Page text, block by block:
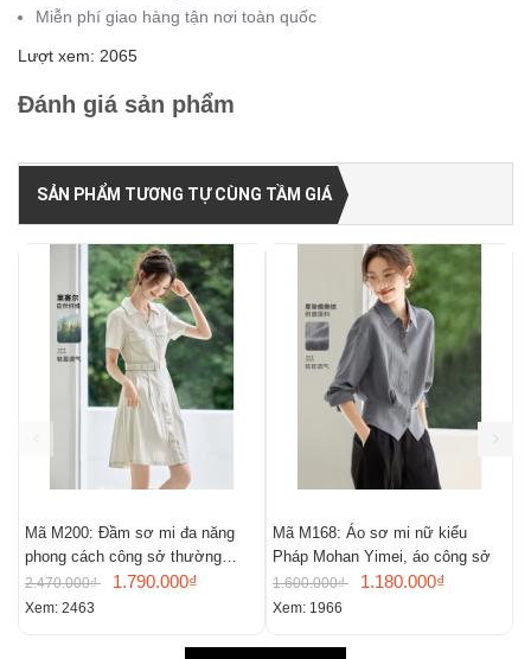
Miễn phí giao hàng tận nơi toàn quốc
Lượt xem: 2065
Đánh giá sản phẩm
SẢN PHẨM TƯƠNG TỰ CÙNG TẦM GIÁ
Mã M200: Đầm sơ mi đa năng
phong cách công sở thường
ngày
2.470.000₫ 1.790.000₫
Xem: 2463
Mã M168: Áo sơ mi nữ kiểu
Pháp Mohan Yimei, áo công sở
1.600.000₫ 1.180.000₫
Xem: 1966